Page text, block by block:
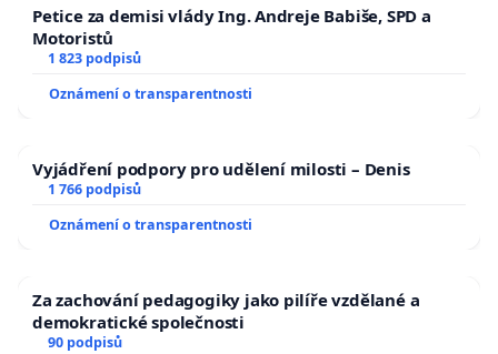
Petice za demisi vlády Ing. Andreje Babiše, SPD a
Motoristů
1 823 podpisů
Oznámení o transparentnosti
Vyjádření podpory pro udělení milosti – Denis
1 766 podpisů
Oznámení o transparentnosti
Za zachování pedagogiky jako pilíře vzdělané a
demokratické společnosti
90 podpisů